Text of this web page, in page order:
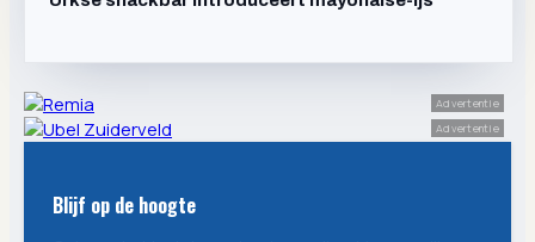
Advertentie
Advertentie
Blijf op de hoogte